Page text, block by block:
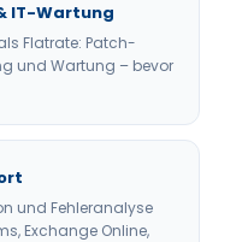
IT-Wartung
Flatrate: Patch-
und Wartung – bevor
und Fehleranalyse
Exchange Online,